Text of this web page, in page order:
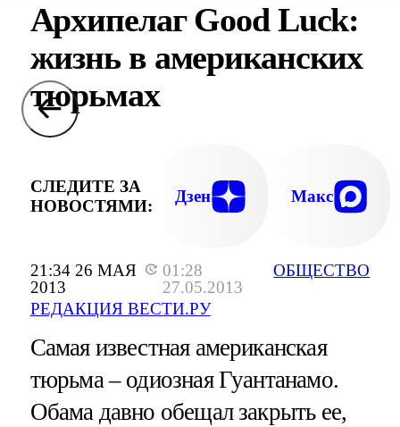
21:34 26 МАЯ
2013
01:28
27.05.2013
РЕДАКЦИЯ ВЕСТИ.РУ
ОБЩЕСТВО
Архипелаг Good Luck:
жизнь в американских
тюрьмах
СЛЕДИТЕ ЗА
НОВОСТЯМИ:
Дзен Макс
Самая известная американская
тюрьма – одиозная Гуантанамо.
Обама давно обещал закрыть ее,